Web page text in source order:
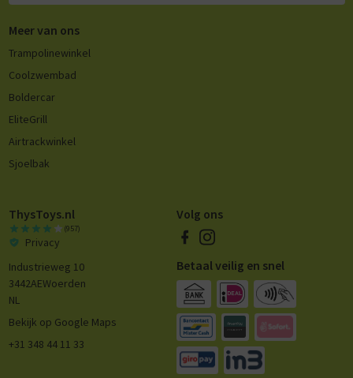
Meer van ons
Trampolinewinkel
Coolzwembad
Boldercar
EliteGrill
Airtrackwinkel
Sjoelbak
ThysToys.nl
(957)
Privacy
Industrieweg 10
3442AEWoerden
NL
Bekijk op Google Maps
+31 348 44 11 33
Volg ons
Betaal veilig en snel